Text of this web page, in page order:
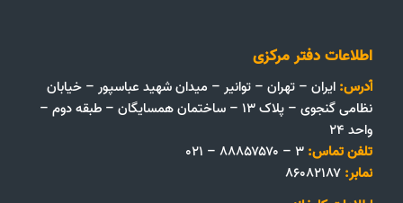
اطلاعات دفتر مرکزی
آدرس: ایران – تهران – توانیر – میدان شهید عباسپور – خیابان
نظامی گنجوی – پلاک ۱۳ – ساختمان همسایگان – طبقه دوم –
واحد ۲۴
تلفن تماس:
نمابر: